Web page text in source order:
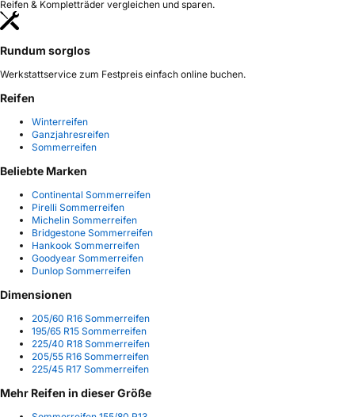
Reifen & Kompletträder vergleichen und sparen.
Rundum sorglos
Werkstattservice zum Festpreis einfach online buchen.
Reifen
Winterreifen
Ganzjahresreifen
Sommerreifen
Beliebte Marken
Continental Sommerreifen
Pirelli Sommerreifen
Michelin Sommerreifen
Bridgestone Sommerreifen
Hankook Sommerreifen
Goodyear Sommerreifen
Dunlop Sommerreifen
Dimensionen
205/60 R16 Sommerreifen
195/65 R15 Sommerreifen
225/40 R18 Sommerreifen
205/55 R16 Sommerreifen
225/45 R17 Sommerreifen
Mehr Reifen in dieser Größe